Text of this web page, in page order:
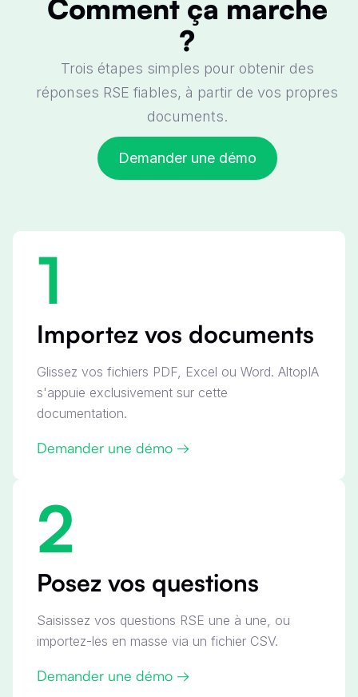
Comment ça marche
?
Trois étapes simples pour obtenir des
réponses RSE fiables, à partir de vos propres
documents.
Demander une démo
1
Importez vos documents
Glissez vos fichiers PDF, Excel ou Word. AltopIA
s'appuie exclusivement sur cette
documentation.
Demander une démo →
2
Posez vos questions
Saisissez vos questions RSE une à une, ou
importez-les en masse via un fichier CSV.
Demander une démo →